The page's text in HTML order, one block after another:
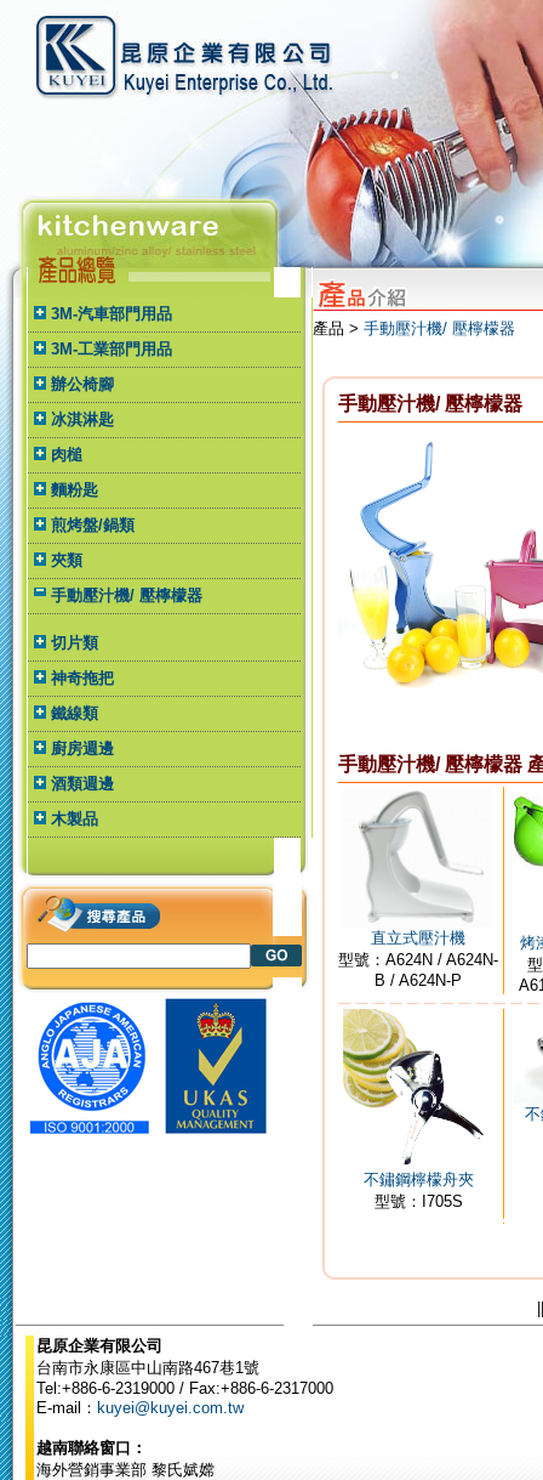
3M-汽車部門用品
3M-工業部門用品
辦公椅腳
冰淇淋匙
肉槌
麵粉匙
煎烤盤/鍋類
夾類
手動壓汁機/ 壓檸檬器
切片類
神奇拖把
鐵線類
廚房週邊
酒類週邊
木製品
產品 > 手動壓汁機/ 壓檸檬器
手動壓汁機/ 壓檸檬器
手動壓汁機/ 壓檸檬器
直立式壓汁機
型號：A624N / A624N-
B / A624N-P
烤
不鏽鋼檸檬舟夾
型號：I705S
昆原企業有限公司
台南市永康區中山南路467巷1號
Tel:+886-6-2319000 / Fax:+886-6-2317000
E-mail： kuyei@kuyei.com.tw
越南聯絡窗口：
海外營銷事業部 黎氏娬嫦